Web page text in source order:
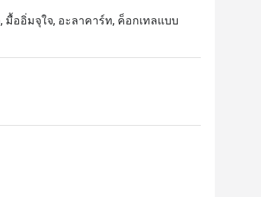
มื้ออิ่มจุใจ, อะลาคาร์ท, ค็อกเทลแบบ